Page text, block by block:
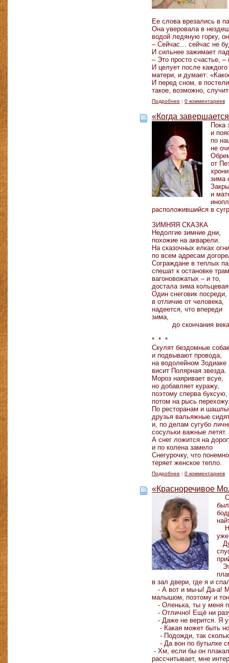
Ее слова врезались в
Она уверовала в
водой ледяную горку,
– Сейчас… сейчас не
И сильнее зажимает
– Это просто счастье,
И целует после
матери, и думает:
И перед сном, в
такое, возможно,
Подробнее | 0 комментариев
«Когда
Пока
и
по
не
от
зима
и
расположившийся в
ЗИМНЯЯ СКАЗКА
Недолгие зимние дни,
похожие на акварели.
На сказочных елках огни
по всем адресам
Сограждане в теплых
спешат к остановке
вагоновожатых – и то,
достала зима
Один снеговик посреди,
в отличие от человека,
надеется, что впереди
зима,
до скончания
* * *
Скулят бездомные
и подвывают провода,
на водолейном Зодиаке
висит Полярная звезда.
Мороз наяривает всуе,
но добавляет куражу,
поэтому сперва буксую,
потом на рысь
По ресторанам и
друзья вальяжные
и, по делам сугубо
сосульки важные летят.
А снег ложится на
и по колена замело
Снегурочку, что
теряет женское тепло.
Подробнее | 0 комментариев
«Красноречивое
в зал двери, где я и
- А вот и мы-ы! Да-а!
малышом, поэтому и
- Оленька, ты у меня
- Отлично! Ещё ни
- Даже не верится. Я
- Какая может быть
- Подожди, так
- Да вон по бутылке
- Хм, если бы он
рассчитывает, мне